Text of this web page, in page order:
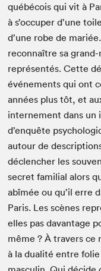
québé­cois qui vit à
à s’occuper d’une
d’une robe de
recon­naître sa grand-
représen­tés. Cette
événe­ments qui ont
années plus tôt, et
interne­ment dans un
d’enquête
autour de
déclencher les
secret famil­ial alors
abîmée ou qu’il erre
Paris. Les scènes
elles pas davan­tage
même ? À tra­vers ce
à la dual­ité entre